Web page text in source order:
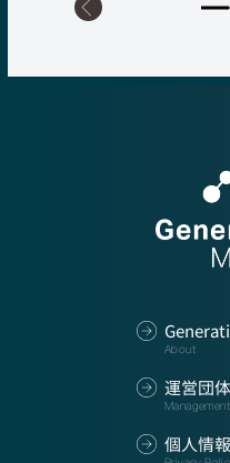
About
運営団体
個人情